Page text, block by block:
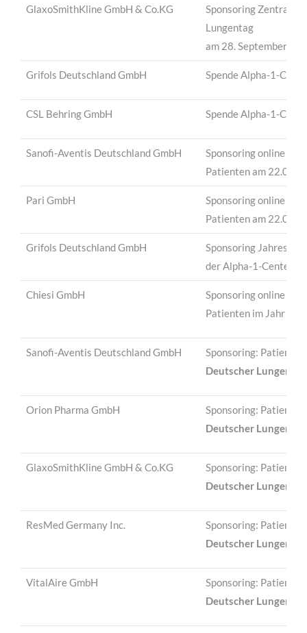
GlaxoSmithKline GmbH & Co.KG
Sponsoring
Lungentag
am 28. September
Grifols Deutschland GmbH Spende Alpha-1-
CSL Behring GmbH Spende Alpha-1-
Sanofi-Aventis Deutschland GmbH
Sponsoring online
Patienten am
Pari GmbH
Sponsoring online
Patienten am
Grifols Deutschland GmbH
Sponsoring
der Alpha-1-Center
Chiesi GmbH
Sponsoring online
Patienten im Jahr
Sanofi-Aventis Deutschland GmbH
Sponsoring:
Deutscher
Orion Pharma GmbH
Sponsoring:
Deutscher
GlaxoSmithKline GmbH & Co.KG
Sponsoring:
Deutscher
ResMed Germany Inc.
Sponsoring:
Deutscher
VitalAire GmbH
Sponsoring:
Deutscher